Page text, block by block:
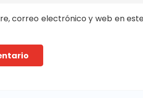
correo electrónico y web en